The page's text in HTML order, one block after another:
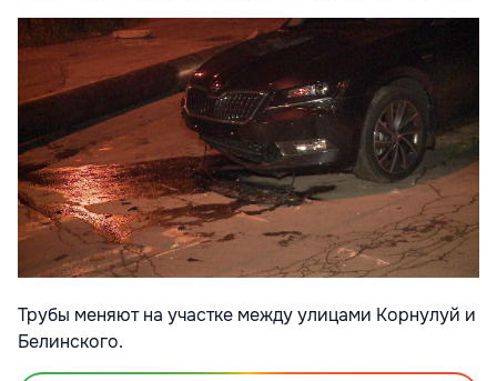
Трубы меняют на участке между улицами Корнулуй и
Белинского.